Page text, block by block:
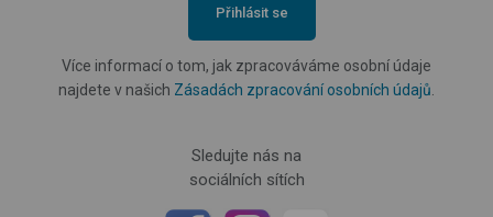
Přihlásit se
Více informací o tom, jak zpracováváme osobní údaje
najdete v našich Zásadách zpracování osobních údajů
Sledujte nás na
sociálních sítích